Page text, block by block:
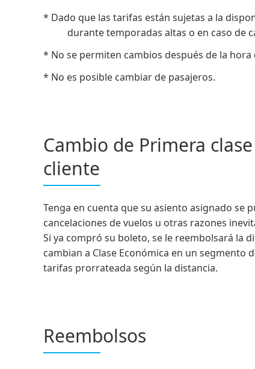
* Dado que las tarifas están sujetas a la
durante temporadas altas o en caso de
* No se permiten cambios después de la hora
* No es posible cambiar de pasajeros.
Cambio de Primera
cliente
Tenga en cuenta que su asiento asignado se
cancelaciones de vuelos u otras razones
Si ya compró su boleto, se le reembolsará la
cambian a Clase Económica en un
tarifas prorrateada según la distancia.
Reembolsos